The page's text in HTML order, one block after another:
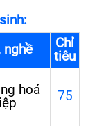
nghề
Chỉ
tiêu
hoá
75